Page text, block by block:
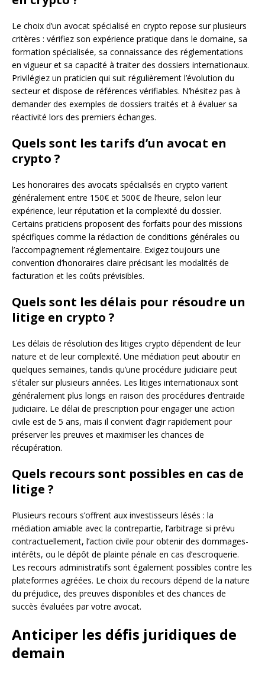
Le choix d’un avocat spécialisé en crypto repose sur plusieurs
critères : vérifiez son expérience pratique dans le domaine, sa
formation spécialisée, sa connaissance des réglementations
en vigueur et sa capacité à traiter des dossiers internationaux.
Privilégiez un praticien qui suit régulièrement l’évolution du
secteur et dispose de références vérifiables. N’hésitez pas à
demander des exemples de dossiers traités et à évaluer sa
réactivité lors des premiers échanges.
Quels sont les tarifs d’un avocat en
crypto ?
Les honoraires des avocats spécialisés en crypto varient
généralement entre 150€ et 500€ de l’heure, selon leur
expérience, leur réputation et la complexité du dossier.
Certains praticiens proposent des forfaits pour des missions
spécifiques comme la rédaction de conditions générales ou
l’accompagnement réglementaire. Exigez toujours une
convention d’honoraires claire précisant les modalités de
facturation et les coûts prévisibles.
Quels sont les délais pour résoudre un
litige en crypto ?
Les délais de résolution des litiges crypto dépendent de leur
nature et de leur complexité. Une médiation peut aboutir en
quelques semaines, tandis qu’une procédure judiciaire peut
s’étaler sur plusieurs années. Les litiges internationaux sont
généralement plus longs en raison des procédures d’entraide
judiciaire. Le délai de prescription pour engager une action
civile est de 5 ans, mais il convient d’agir rapidement pour
préserver les preuves et maximiser les chances de
récupération.
Quels recours sont possibles en cas de
litige ?
Plusieurs recours s’offrent aux investisseurs lésés : la
médiation amiable avec la contrepartie, l’arbitrage si prévu
contractuellement, l’action civile pour obtenir des dommages-
intérêts, ou le dépôt de plainte pénale en cas d’escroquerie.
Les recours administratifs sont également possibles contre les
plateformes agréées. Le choix du recours dépend de la nature
du préjudice, des preuves disponibles et des chances de
succès évaluées par votre avocat.
Anticiper les défis juridiques de
demain